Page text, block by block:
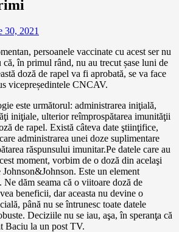
30, 2021
persoanele vaccinate cu acest ser nu
în primul rând, nu au trecut șase luni de
doză de rapel va fi aprobată, se va face
vicepreședintele CNCAV.
este următorul: administrarea iniţială,
iniţiale, ulterior reîmprospătarea imunităţii
de rapel. Există câteva date ştiinţifice,
administrarea unei doze suplimentare
răspunsului imunitar.Pe datele care au
moment, vorbim de o doză din acelaşi
Este un element
dăm seama că o viitoare doză de
beneficii, dar aceasta nu devine o
până nu se întrunesc toate datele
Deciziile nu se iau, aşa, în speranţa că
Baciu la un post TV.